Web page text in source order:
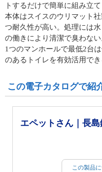
トするだけで簡単に組み立て
本体はスイスのウリマット
つ耐久性が高い。処理には
の働きにより清潔で臭わない
1つのマンホールで最低2台
のあるトイレを有効活用でき
この電子カタログで紹
エペットさん｜長
この製品